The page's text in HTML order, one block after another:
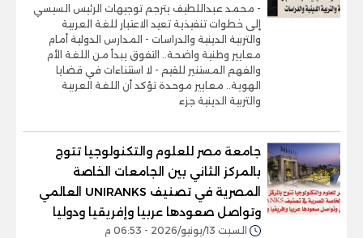
- محمد عبداللطيف يترجم توجيهات الرئيس السيسي
إلى خطوات تنفيذية تعيد الاعتبار للغة العربية
والتربية الدينية والدراسات - المدارس الدولية أمام
معايير وطنية واضحة.. التفوق يبدأ من اللغة الأم
والفهم المستنير للقيم - لا استثناءات في قضايا
الهوية.. معايير موحدة تؤكد أن اللغة العربية
والتربية الدينية جزء
جامعة مصر للعلوم والتكنولوجيا تتوج
بالمركز الثاني بين الجامعات الخاصة
المصرية في تصنيف UNIRANKS العالمي
وتواصل صعودها عربيا وإفريقيا ودوليا
السبت 13/يونيو/2026 - 06:53 م